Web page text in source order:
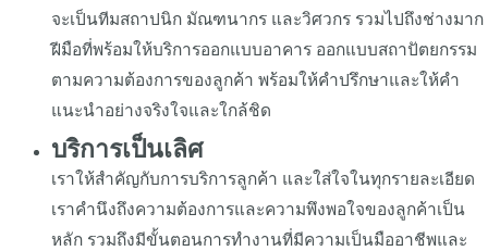
จะเป็นทีมสถาปนิก มัณฑนากร และวิศวกร รวมไปถึงช่างมาก
ฝีมือที่พร้อมให้บริการออกแบบอาคาร ออกแบบสถาปัตยกรรม
ตามความต้องการของลูกค้า พร้อมให้คำปรึกษาและให้คำ
แนะนำอย่างจริงใจและใกล้ชิด
บริการเป็นเลิศ
เราให้สำคัญกับการบริการลูกค้า และใส่ใจในทุกรายละเอียด
เราคำนึงถึงความต้องการและความพึงพอใจของลูกค้าเป็น
หลัก รวมถึงมีขั้นตอนการทำงานที่มีความเป็นมืออาชีพและ